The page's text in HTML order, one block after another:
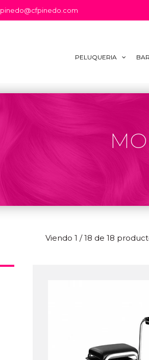
pinedo@cfpinedo.com
PELUQUERIA
Viendo 1 / 18 de 18